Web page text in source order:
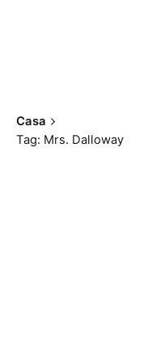
Casa
Tag: Mrs. Dalloway